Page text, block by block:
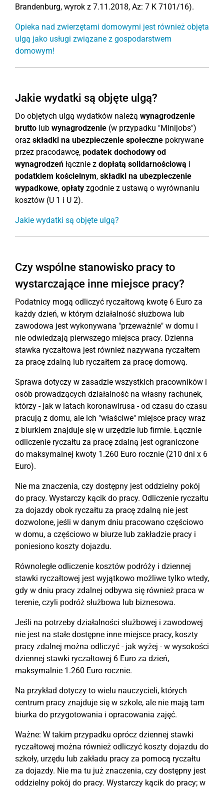
Brandenburg, wyrok z 7.11.2018, Az: 7 K 7101/16).
Opieka nad zwierzętami domowymi jest również objęta
ulgą jako usługi związane z gospodarstwem
domowym!
Jakie wydatki są objęte ulgą?
Do objętych ulgą wydatków należą wynagrodzenie
brutto lub wynagrodzenie (w przypadku "Minijobs")
oraz składki na ubezpieczenie społeczne pokrywane
przez pracodawcę, podatek dochodowy od
wynagrodzeń łącznie z dopłatą solidarnościową i
podatkiem kościelnym, składki na ubezpieczenie
wypadkowe, opłaty zgodnie z ustawą o wyrównaniu
kosztów (U 1 i U 2).
Jakie wydatki są objęte ulgą?
Czy wspólne stanowisko pracy to
wystarczające inne miejsce pracy?
Podatnicy mogą odliczyć ryczałtową kwotę 6 Euro za
każdy dzień, w którym działalność służbowa lub
zawodowa jest wykonywana "przeważnie" w domu i
nie odwiedzają pierwszego miejsca pracy. Dzienna
stawka ryczałtowa jest również nazywana ryczałtem
za pracę zdalną lub ryczałtem za pracę domową.
Sprawa dotyczy w zasadzie wszystkich pracowników i
osób prowadzących działalność na własny rachunek,
którzy - jak w latach koronawirusa - od czasu do czasu
pracują z domu, ale ich "właściwe" miejsce pracy wraz
z biurkiem znajduje się w urzędzie lub firmie. Łącznie
odliczenie ryczałtu za pracę zdalną jest ograniczone
do maksymalnej kwoty 1.260 Euro rocznie (210 dni x 6
Euro).
Nie ma znaczenia, czy dostępny jest oddzielny pokój
do pracy. Wystarczy kącik do pracy. Odliczenie ryczałtu
za dojazdy obok ryczałtu za pracę zdalną nie jest
dozwolone, jeśli w danym dniu pracowano częściowo
w domu, a częściowo w biurze lub zakładzie pracy i
poniesiono koszty dojazdu.
Równoległe odliczenie kosztów podróży i dziennej
stawki ryczałtowej jest wyjątkowo możliwe tylko wtedy,
gdy w dniu pracy zdalnej odbywa się również praca w
terenie, czyli podróż służbowa lub biznesowa.
Jeśli na potrzeby działalności służbowej i zawodowej
nie jest na stałe dostępne inne miejsce pracy, koszty
pracy zdalnej można odliczyć - jak wyżej - w wysokości
dziennej stawki ryczałtowej 6 Euro za dzień,
maksymalnie 1.260 Euro rocznie.
Na przykład dotyczy to wielu nauczycieli, których
centrum pracy znajduje się w szkole, ale nie mają tam
biurka do przygotowania i opracowania zajęć.
Ważne: W takim przypadku oprócz dziennej stawki
ryczałtowej można również odliczyć koszty dojazdu do
szkoły, urzędu lub zakładu pracy za pomocą ryczałtu
za dojazdy. Nie ma tu już znaczenia, czy dostępny jest
oddzielny pokój do pracy. Wystarczy kącik do pracy; w